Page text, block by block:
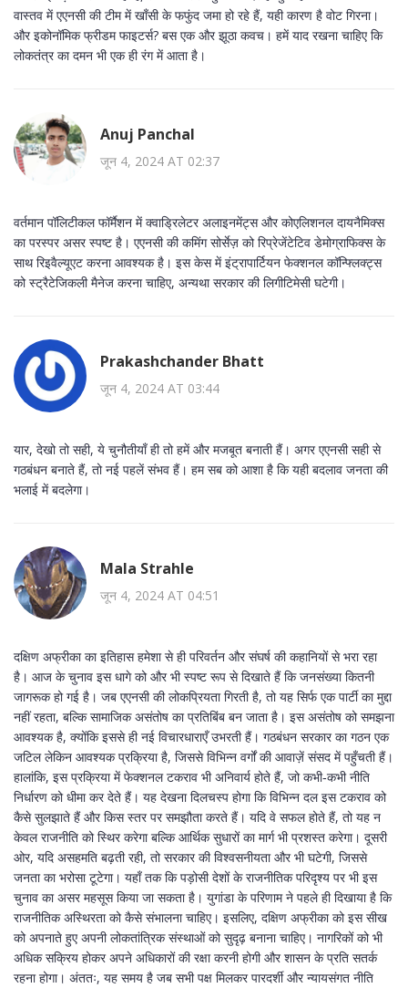
वास्तव में एएनसी की टीम में खाँसी के फफुंद जमा हो रहे हैं, यही कारण है वोट गिरना।
और इकोनॉमिक फ्रीडम फाइटर्स? बस एक और झूठा कवच। हमें याद रखना चाहिए कि
लोकतंत्र का दमन भी एक ही रंग में आता है।
Anuj Panchal
जून 4, 2024 AT 02:37
वर्तमान पॉलिटीकल फॉर्मैशन में क्वाड्रिलेटर अलाइनमेंट्स और कोएलिशनल दायनैमिक्स
का परस्पर असर स्पष्ट है। एएनसी की कमिंग सोर्सेज़ को रिप्रेजेंटेटिव डेमोग्राफिक्स के
साथ रिइवैल्यूएट करना आवश्यक है। इस केस में इंट्रापार्टियन फेक्शनल कॉन्फ्लिक्ट्स
को स्ट्रैटेजिकली मैनेज करना चाहिए, अन्यथा सरकार की लिगीटिमेसी घटेगी।
Prakashchander Bhatt
जून 4, 2024 AT 03:44
यार, देखो तो सही, ये चुनौतीयाँ ही तो हमें और मजबूत बनाती हैं। अगर एएनसी सही से
गठबंधन बनाते हैं, तो नई पहलें संभव हैं। हम सब को आशा है कि यही बदलाव जनता की
भलाई में बदलेगा।
Mala Strahle
जून 4, 2024 AT 04:51
दक्षिण अफ्रीका का इतिहास हमेशा से ही परिवर्तन और संघर्ष की कहानियों से भरा रहा
है। आज के चुनाव इस धागे को और भी स्पष्ट रूप से दिखाते हैं कि जनसंख्या कितनी
जागरूक हो गई है। जब एएनसी की लोकप्रियता गिरती है, तो यह सिर्फ एक पार्टी का मुद्दा
नहीं रहता, बल्कि सामाजिक असंतोष का प्रतिबिंब बन जाता है। इस असंतोष को समझना
आवश्यक है, क्योंकि इससे ही नई विचारधाराएँ उभरती हैं। गठबंधन सरकार का गठन एक
जटिल लेकिन आवश्यक प्रक्रिया है, जिससे विभिन्न वर्गों की आवाज़ें संसद में पहुँचती हैं।
हालांकि, इस प्रक्रिया में फेक्शनल टकराव भी अनिवार्य होते हैं, जो कभी‑कभी नीति
निर्धारण को धीमा कर देते हैं। यह देखना दिलचस्प होगा कि विभिन्न दल इस टकराव को
कैसे सुलझाते हैं और किस स्तर पर समझौता करते हैं। यदि वे सफल होते हैं, तो यह न
केवल राजनीति को स्थिर करेगा बल्कि आर्थिक सुधारों का मार्ग भी प्रशस्त करेगा। दूसरी
ओर, यदि असहमति बढ़ती रही, तो सरकार की विश्वसनीयता और भी घटेगी, जिससे
जनता का भरोसा टूटेगा। यहाँ तक कि पड़ोसी देशों के राजनीतिक परिदृश्य पर भी इस
चुनाव का असर महसूस किया जा सकता है। युगांडा के परिणाम ने पहले ही दिखाया है कि
राजनीतिक अस्थिरता को कैसे संभालना चाहिए। इसलिए, दक्षिण अफ्रीका को इस सीख
को अपनाते हुए अपनी लोकतांत्रिक संस्थाओं को सुदृढ़ बनाना चाहिए। नागरिकों को भी
अधिक सक्रिय होकर अपने अधिकारों की रक्षा करनी होगी और शासन के प्रति सतर्क
रहना होगा। अंततः, यह समय है जब सभी पक्ष मिलकर पारदर्शी और न्यायसंगत नीति